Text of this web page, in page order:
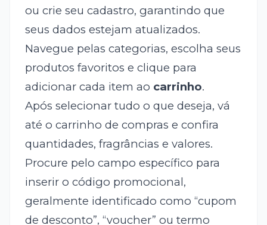
ou crie seu cadastro, garantindo que
seus dados estejam atualizados.
Navegue pelas categorias, escolha seus
produtos favoritos e clique para
adicionar cada item ao carrinho.
Após selecionar tudo o que deseja, vá
até o carrinho de compras e confira
quantidades, fragrâncias e valores.
Procure pelo campo específico para
inserir o código promocional,
geralmente identificado como “cupom
de desconto”, “voucher” ou termo